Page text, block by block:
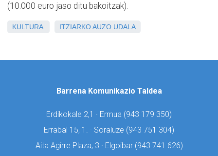
(10.000 euro jaso ditu bakoitzak).
KULTURA ITZIARKO AUZO UDALA
Barrena Komunikazio Taldea
Erdikokale 2,1 · Ermua (943 179 350)
Errabal 15, 1. · Soraluze (943 751 304)
Aita Agirre Plaza, 3 · Elgoibar (943 741 626)